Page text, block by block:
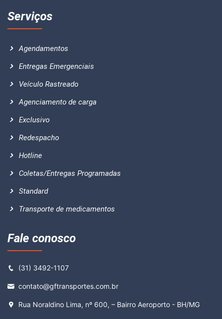
Serviços
Agendamentos
Entregas Emergenciais
Veículo Rastreado
Agenciamento de carga
Exclusivo
Redespacho
Hotline
Coletas/Entregas Programadas
Standard
Transporte de medicamentos
Fale conosco
(31) 3492-1107
contato@gftransportes.com.br
Rua Noraldino Lima, nº 600, – Bairro Aeroporto - BH/MG